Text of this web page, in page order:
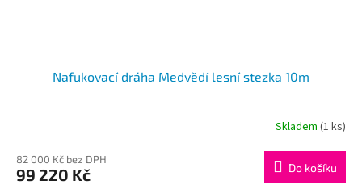
Nafukovací dráha Medvědí lesní stezka 10m
Skladem (1 ks)
82 000 Kč bez DPH
99 220 Kč Do košíku